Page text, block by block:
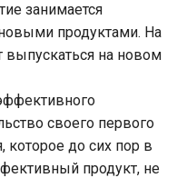
занимается
продуктами. На
на новом
своего первого
которое до сих пор в
продукт, не